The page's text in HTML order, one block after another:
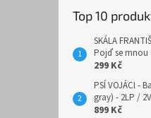
Top 10
SKÁLA
Pojď se mnou
299 Kč
PSÍ VOJÁCI -
gray) - 2LP /
899 Kč